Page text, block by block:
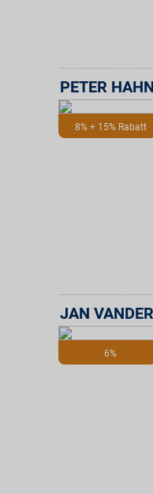
8% + 15% Rabatt
PETER HAHN
6%
JAN